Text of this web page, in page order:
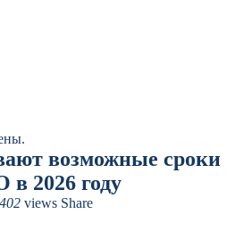
возможные сроки
2026 году
402 views Share